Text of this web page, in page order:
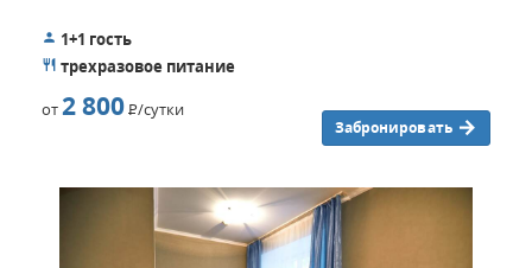
ещё не раз.
1+1 гость
трехразовое питание
от2 800Р/сутки
Забронировать